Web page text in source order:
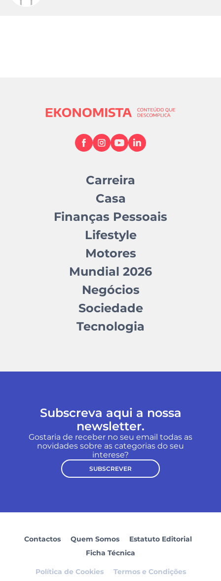
Carreira
Casa
Finanças Pessoais
Lifestyle
Motores
Mundial 2026
Negócios
Sociedade
Tecnologia
Subscreva aqui a nossa
newsletter.
Gostaria de receber no seu email todas as
novidades sobre as categorias do seu
interese?
SUBSCREVER
Contactos Quem Somos
Estatuto Editorial
Ficha Técnica
Política de Cookies
Termos e Condições